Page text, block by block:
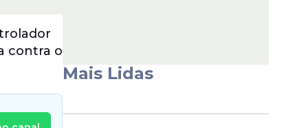
contra o
Mais Lidas